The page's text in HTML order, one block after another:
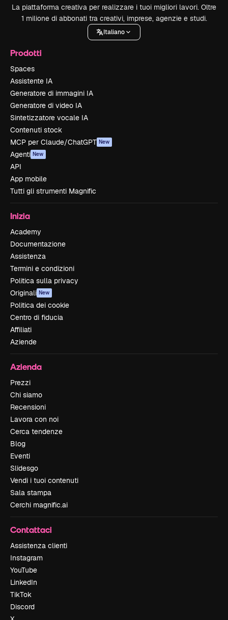
La piattaforma creativa per realizzare i tuoi migliori lavori. Oltre
1 milione di abbonati tra creativi, imprese, agenzie e studi.
Italiano
Prodotti
Spaces
Assistente IA
Generatore di immagini IA
Generatore di video IA
Sintetizzatore vocale IA
Contenuti stock
MCP per Claude/ChatGPT New
Agenti New
API
App mobile
Tutti gli strumenti Magnific
Inizia
Academy
Documentazione
Assistenza
Termini e condizioni
Politica sulla privacy
Originali New
Politica dei cookie
Centro di fiducia
Affiliati
Aziende
Azienda
Prezzi
Chi siamo
Recensioni
Lavora con noi
Cerca tendenze
Blog
Eventi
Slidesgo
Vendi i tuoi contenuti
Sala stampa
Cerchi magnific.ai
Contattaci
Assistenza clienti
Instagram
YouTube
LinkedIn
TikTok
Discord